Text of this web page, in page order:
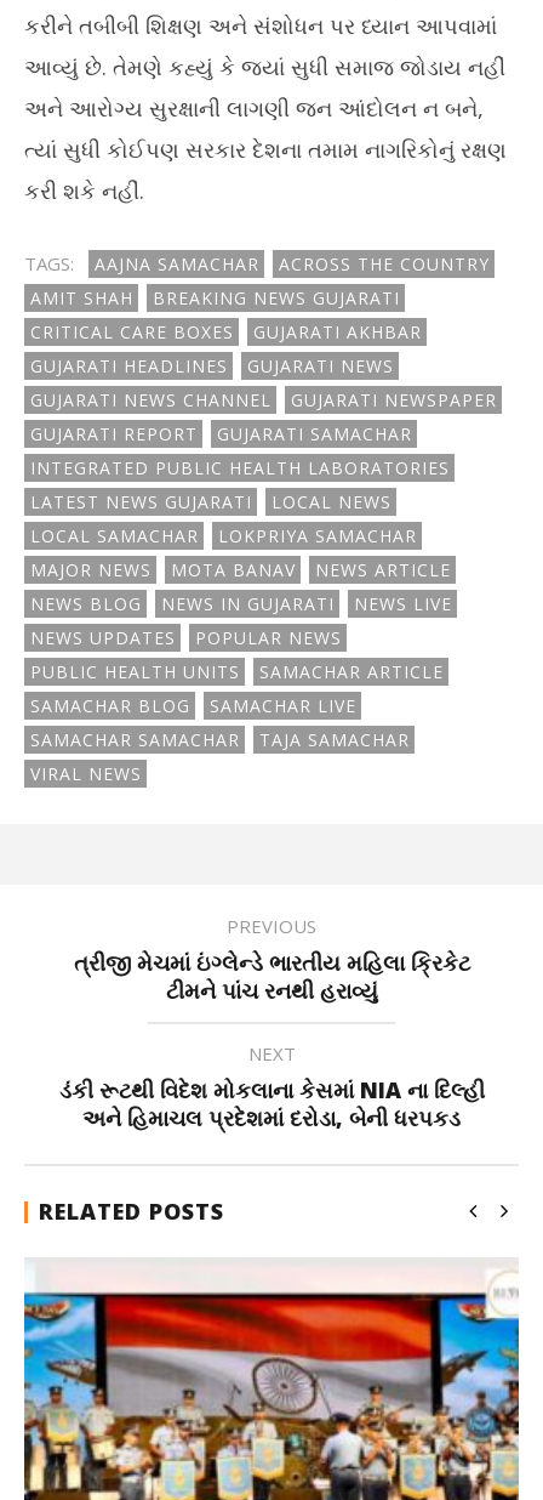
કરીને તબીબી શિક્ષણ અને સંશોધન પર ધ્યાન આપવામાં
આવ્યું છે. તેમણે કહ્યું કે જ્યાં સુધી સમાજ જોડાય નહીં
અને આરોગ્ય સુરક્ષાની લાગણી જન આંદોલન ન બને,
ત્યાં સુધી કોઈપણ સરકાર દેશના તમામ નાગરિકોનું રક્ષણ
કરી શકે નહીં.
TAGS: AAJNA SAMACHAR
ACROSS THE COUNTRY
AMIT SHAH
BREAKING NEWS GUJARATI
CRITICAL CARE BOXES
GUJARATI AKHBAR
GUJARATI HEADLINES
GUJARATI NEWS
GUJARATI NEWS CHANNEL
GUJARATI NEWSPAPER
GUJARATI REPORT
GUJARATI SAMACHAR
INTEGRATED PUBLIC HEALTH LABORATORIES
LATEST NEWS GUJARATI
LOCAL NEWS
LOCAL SAMACHAR
LOKPRIYA SAMACHAR
MAJOR NEWS
MOTA BANAV
NEWS ARTICLE
NEWS BLOG
NEWS IN GUJARATI
NEWS LIVE
NEWS UPDATES
POPULAR NEWS
PUBLIC HEALTH UNITS
SAMACHAR ARTICLE
SAMACHAR BLOG
SAMACHAR LIVE
SAMACHAR SAMACHAR
TAJA SAMACHAR
VIRAL NEWS
PREVIOUS
ત્રીજી મેચમાં ઇંગ્લેન્ડે ભારતીય મહિલા ક્રિકેટ
ટીમને પાંચ રનથી હરાવ્યું
NEXT
ડંકી રૂટથી વિદેશ મોકલાના કેસમાં NIA ના દિલ્હી
અને હિમાચલ પ્રદેશમાં દરોડા, બેની ધરપકડ
RELATED POSTS